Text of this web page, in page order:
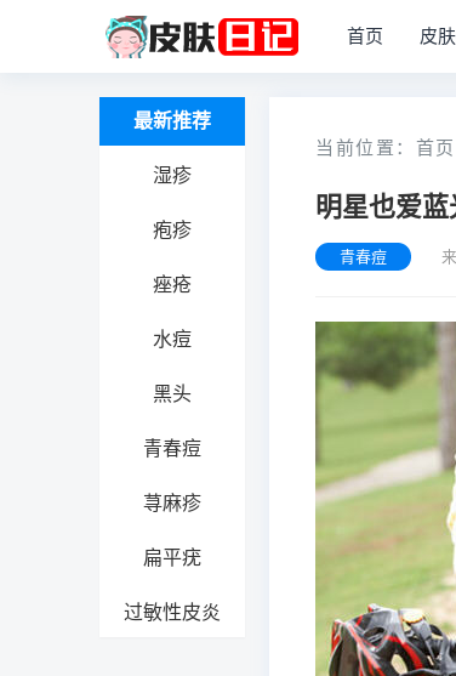
首页 皮
最新推荐
湿疹
疱疹
痤疮
水痘
黑头
青春痘
荨麻疹
扁平疣
过敏性皮炎
当前位置： 首页
明星也爱
青春痘